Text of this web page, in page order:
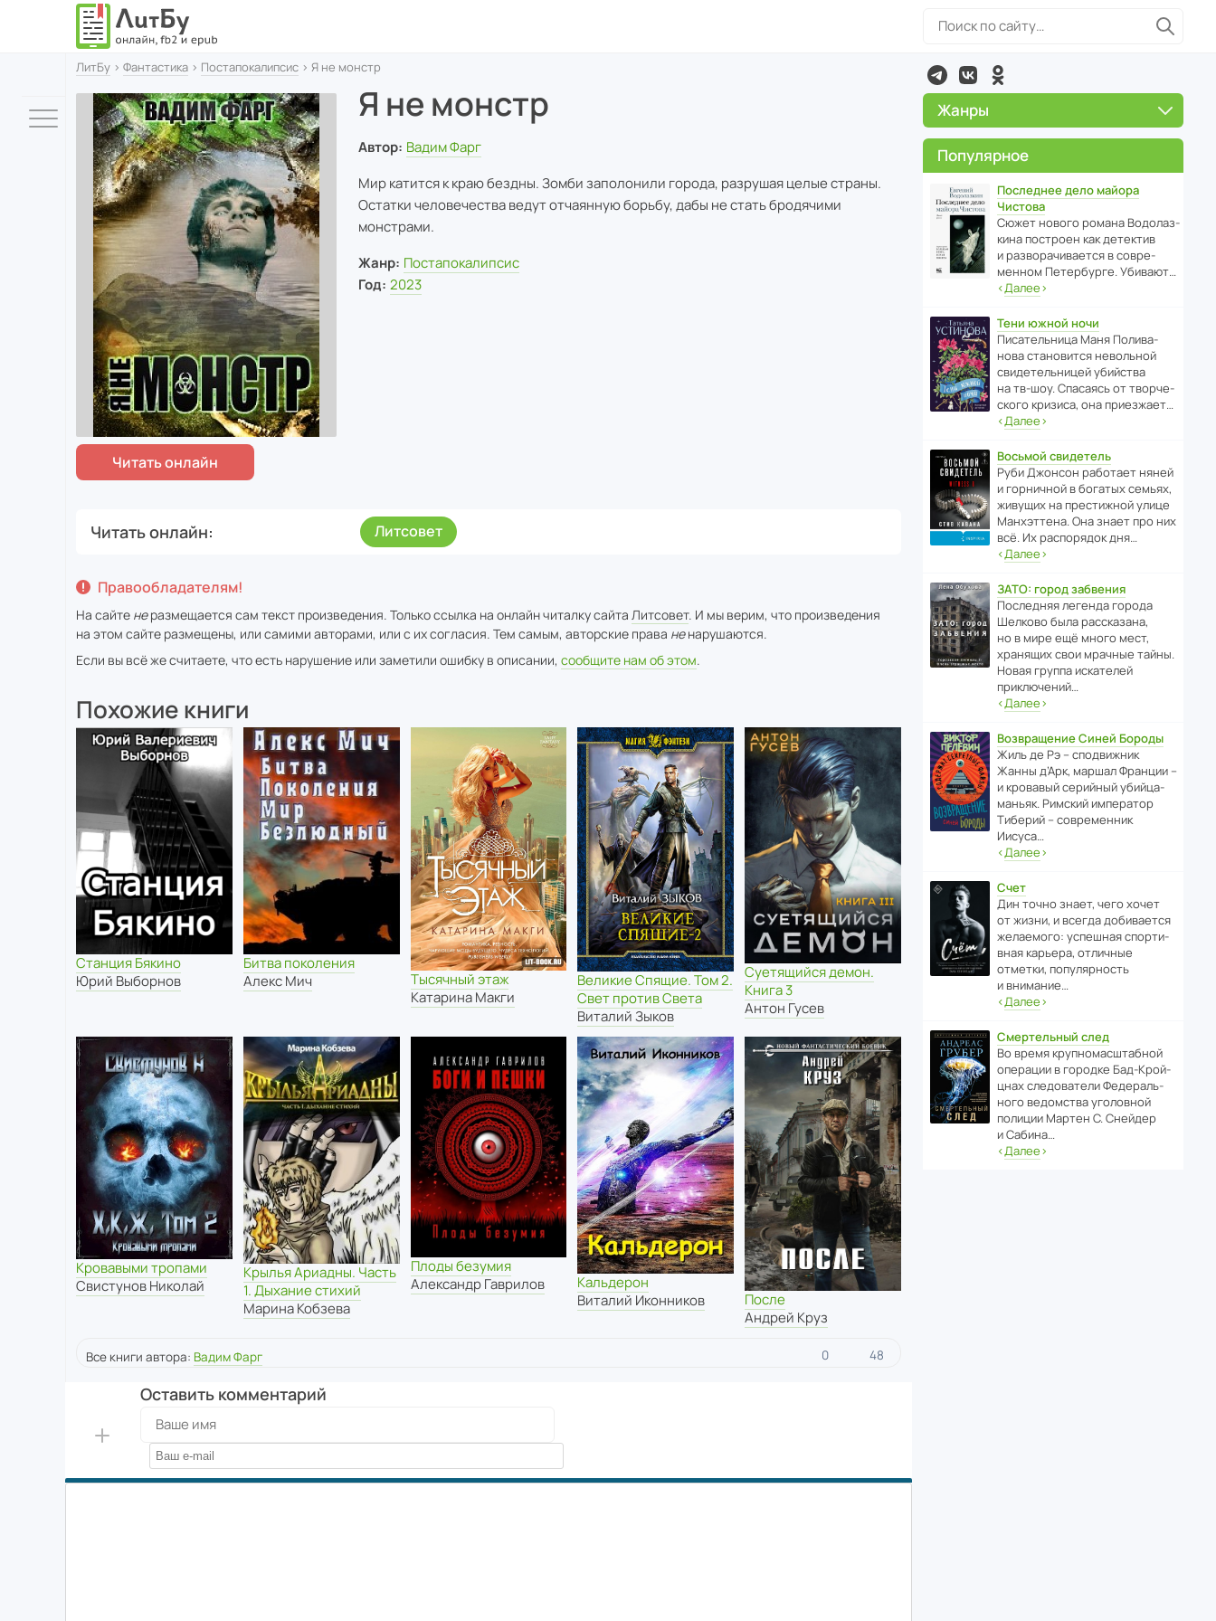
ЛитБу › Фантастика › Постапокалипсис › Я не монстр
Я не монстр
Автор: Вадим Фарг
Мир катится к краю бездны. Зомби заполонили города, разрушая целые страны.
Остатки человечества ведут отчаянную борьбу, дабы не стать бродячими
монстрами.
Жанр: Постапокалипсис
Год: 2023
Читать онлайн Литсовет
Правообладателям!
На сайте неразмещается сам текст произведения. Только ссылка на онлайн читалку сайта Литсовет. И мы верим, что произведения
на этом сайте размещены, или самими авторами, или с их согласия. Тем самым, авторские права ненарушаются.
Если вы всё же считаете, что есть нарушение или заметили ошибку в описании, сообщите нам об этом.
Похожие книги
Станция Бякино
Юрий Выборнов
Битва поколения
Алекс Мич
Тысячный этаж
Катарина Макги
Великие Спящие. Том 2.
Свет против Света
Виталий Зыков
Суетящийся демон.
Книга 3
Антон Гусев
Кровавыми тропами
Свистунов Николай
Крылья Ариадны. Часть
1. Дыхание стихий
Марина Кобзева
Плоды безумия
Александр Гаврилов
Кальдерон
Виталий Иконников
После
Андрей Круз
Все книги автора: Вадим Фарг 0 48
Оставить комментарий
Жанры
Популярное
Последнее дело майора
Чистова
Сюжет нового романа Водо­ла­з­
кина пост­роен как дете­ктив
и разво­ра­чи­ва­ется в совре­
менном Пете­р­бурге. Убивают…
‹Далее›
Тени южной ночи
Писа­тель­ница Маня Поли­ва­
нова стано­вится невольной
свиде­тель­ницей убийства
на тв-шоу. Спасаясь от твор­че­
с­кого кризиса, она приезжает…
‹Далее›
Восьмой свидетель
Руби Джонсон рабо­тает няней
и горни­чной в богатых семьях,
живущих на прес­ти­жной улице
Манх­эт­тена. Она знает про них
всё. Их распо­рядок дня…
‹Далее›
ЗАТО: город забвения
После­дняя легенда города
Шелково была расска­зана,
но в мире ещё много мест,
хранящих свои мрачные тайны.
Новая группа иска­телей
приключений…
‹Далее›
Возвращение Синей Бороды
Жиль де Рэ – спод­ви­жник
Жанны д’Арк, маршал Франции –
и кровавый серийный убийца-
маньяк. Римский импе­ратор
Тиберий – совре­менник
Иисуса…
‹Далее›
Счет
Дин точно знает, чего хочет
от жизни, и всегда доби­ва­ется
жела­е­мого: успе­шная спор­ти­
вная карьера, отли­чные
отметки, попу­ля­р­ность
и внимание…
‹Далее›
Смертельный след
Во время круп­но­мас­ш­та­бной
операции в городке Бад‑Крой­
цнах следо­ва­тели Феде­раль­
ного ведомства уголо­вной
полиции Мартен С. Снейдер
и Сабина…
‹Далее›